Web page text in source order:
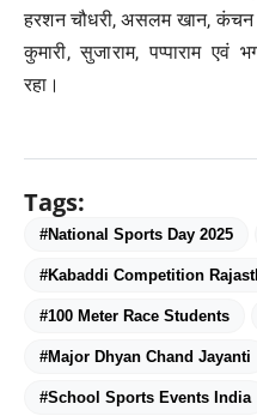
हरशन चौधरी, असलम खान, कंचन
कुमारी, सुजाराम, पप्पाराम एवं
रहा।
Tags:
#National Sports Day 2025
#Kabaddi Competition
#100 Meter Race Students
#Major Dhyan Chand Jayanti
#School Sports Events India